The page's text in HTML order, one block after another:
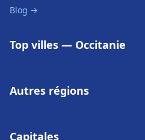
Blog →
Top villes — Occitanie
Autres régions
Capitales